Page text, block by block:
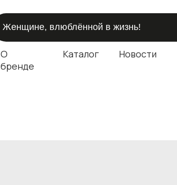
Каталог Новости
О
бренде
Женщине, влюблённой в жизнь!